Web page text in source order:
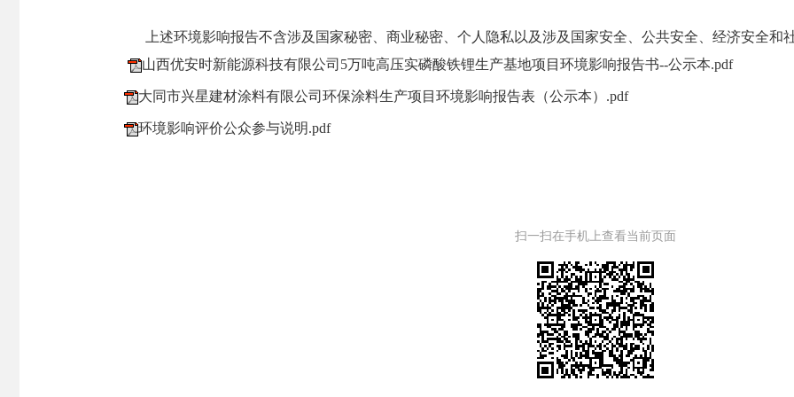
上述环境影响报告不含涉及国家秘密、商业秘密、个人隐私以及涉及国家安全、公共安全、经济安全和
山西优安时新能源科技有限公司5万吨高压实磷酸铁锂生产基地项目环境影响报告书--公示本.pdf
大同市兴星建材涂料有限公司环保涂料生产项目环境影响报告表（公示本）.pdf
环境影响评价公众参与说明.pdf
扫一扫在手机上查看当前页面